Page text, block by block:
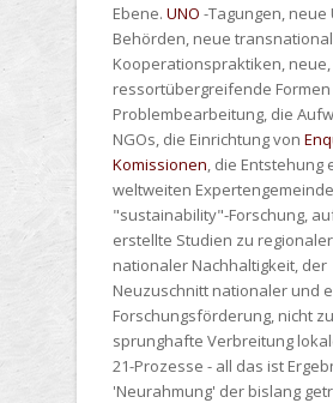
Ebene. UNO -Tagungen, neue
Behörden, neue
Kooperationspraktiken, neue,
ressortübergreifende
Problembearbeitung, die
NGOs, die Einrichtung von
Komissionen, die Entstehung
weltweiten
"sustainability"-Forschung,
erstellte Studien zu
nationaler Nachhaltigkeit, der
Neuzuschnitt nationaler und
Forschungsförderung, nicht
sprunghafte Verbreitung
21-Prozesse - all das ist
'Neurahmung' der bislang